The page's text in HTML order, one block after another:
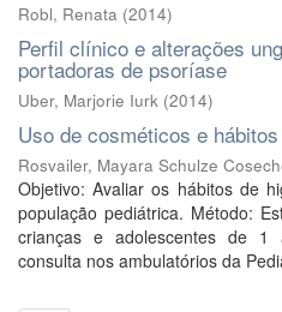
Robl, Renata (2014)
Perfil clínico e alterações
portadoras de psoríase
Uber, Marjorie Iurk (2014)
Uso de cosméticos e
Rosvailer, Mayara Schulze
Objetivo: Avaliar os hábitos de
população pediátrica. Método:
crianças e adolescentes de
consulta nos ambulatórios da